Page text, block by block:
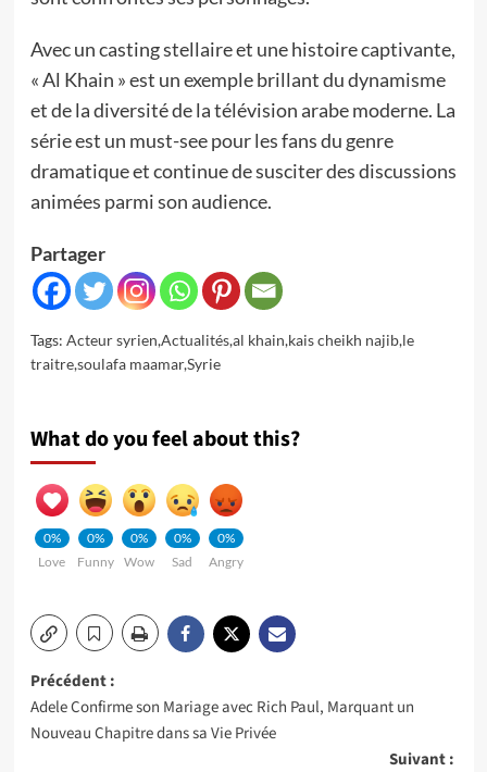
Avec un casting stellaire et une histoire captivante,
« Al Khain » est un exemple brillant du dynamisme
et de la diversité de la télévision arabe moderne. La
série est un must-see pour les fans du genre
dramatique et continue de susciter des discussions
animées parmi son audience.
Partager
Tags: Acteur syrien,Actualités,al khain,kais cheikh najib,le
traitre,soulafa maamar,Syrie
What do you feel about this?
0%
Love
0%
Funny
0%
Wow
0%
Sad
0%
Angry
Navigation
d’article
Précédent :
Adele Confirme son Mariage avec Rich Paul, Marquant un
Nouveau Chapitre dans sa Vie Privée
Suivant :